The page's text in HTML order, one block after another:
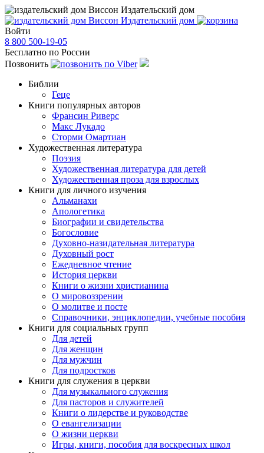
Издательский дом
Издательский дом
Войти
8 800 500-19-05
Бесплатно по России
Позвонить
Библии
Геце
Книги популярных авторов
Франсин Риверс
Макс Лукадо
Сторми Омартиан
Художественная литература
Поэзия
Художественная литература для детей
Художественная проза для взрослых
Книги для личного изучения
Альманахи
Апологетика
Биографии и свидетельства
Богословие
Духовно-назидательная литература
Духовный рост
Ежедневное чтение
История церкви
Книги о жизни христианина
О мировоззрении
О молитве и посте
Справочники, энциклопедии, учебные пособия
Книги для социальных групп
Для детей
Для женщин
Для мужчин
Для подростков
Книги для служения в церкви
Для музыкального служения
Для пасторов и служителей
Книги о лидерстве и руководстве
О евангелизации
О жизни церкви
Игры, книги, пособия для воскресных школ